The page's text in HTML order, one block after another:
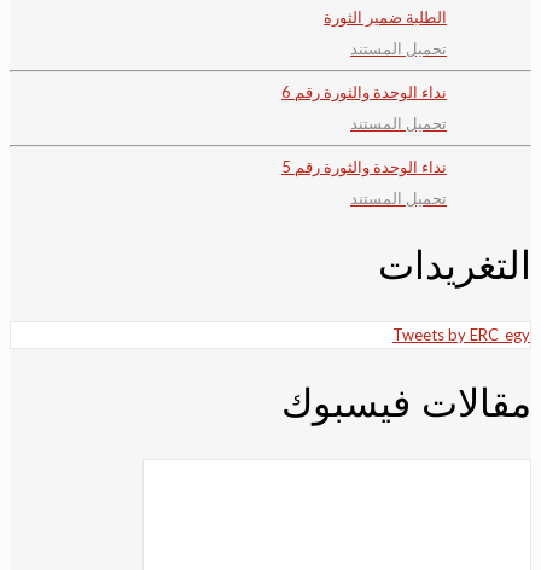
الطلبة ضمير الثورة
تحميل المستند
نداء الوحدة والثورة رقم 6
تحميل المستند
نداء الوحدة والثورة رقم 5
تحميل المستند
التغريدات
Tweets by ERC_egy
مقالات فيسبوك